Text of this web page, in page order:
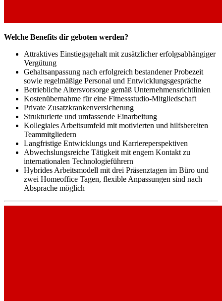
Welche Benefits dir geboten werden?
Attraktives Einstiegsgehalt mit zusätzlicher erfolgsabhängiger
Vergütung
Gehaltsanpassung nach erfolgreich bestandener Probezeit
sowie regelmäßige Personal und Entwicklungsgespräche
Betriebliche Altersvorsorge gemäß Unternehmensrichtlinien
Kostenübernahme für eine Fitnessstudio-Mitgliedschaft
Private Zusatzkrankenversicherung
Strukturierte und umfassende Einarbeitung
Kollegiales Arbeitsumfeld mit motivierten und hilfsbereiten
Teammitgliedern
Langfristige Entwicklungs und Karriereperspektiven
Abwechslungsreiche Tätigkeit mit engem Kontakt zu
internationalen Technologieführern
Hybrides Arbeitsmodell mit drei Präsenztagen im Büro und
zwei Homeoffice Tagen, flexible Anpassungen sind nach
Absprache möglich